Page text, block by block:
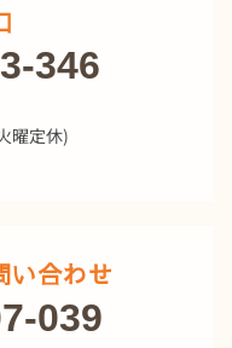
346
曜定休)
い合わせ
039